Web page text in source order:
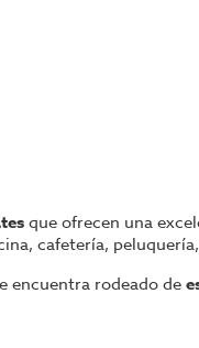
que ofrecen una
cafetería,
encuentra rodeado de